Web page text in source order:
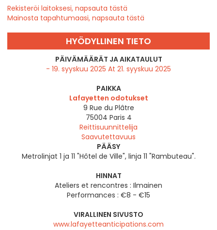
Rekisteröi laitoksesi, napsauta tästä
Mainosta tapahtumaasi, napsauta tästä
HYÖDYLLINEN TIETO
PÄIVÄMÄÄRÄT JA AIKATAULUT
- 19. syyskuu 2025 At 21. syyskuu 2025
PAIKKA
Lafayetten odotukset
9 Rue du Plâtre
75004 Paris 4
Reittisuunnittelija
Saavutettavuus
PÄÄSY
Metrolinjat 1 ja 11 "Hôtel de Ville", linja 11 "Rambuteau".
HINNAT
Ateliers et rencontres : Ilmainen
Performances : €8 - €15
VIRALLINEN SIVUSTO
www.lafayetteanticipations.com